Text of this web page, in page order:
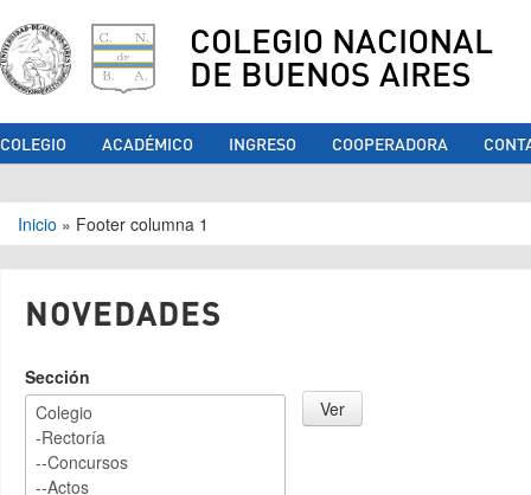
COLEGIO NACIONAL
DE BUENOS AIRES
COLEGIO ACADÉMICO INGRESO COOPERADORA
Se encuentra usted aquí
Inicio » Footer columna 1
NOVEDADES
Sección